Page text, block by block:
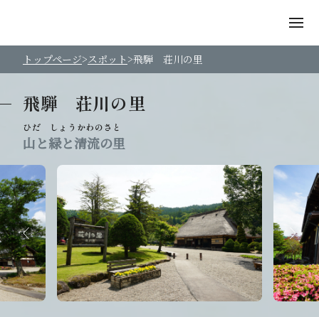
トップページ スポット 飛騨 荘川の里
飛騨 荘川の里
山と緑と清流の里